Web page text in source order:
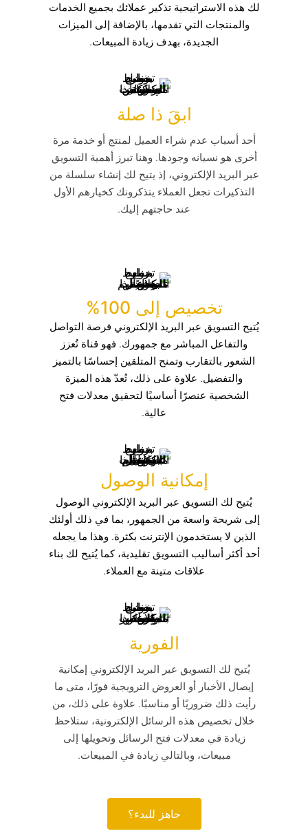
لك هذه الاستراتيجية تذكير عملائك بجميع الخدمات
والمنتجات التي تقدمها، بالإضافة إلى الميزات
الجديدة، بهدف زيادة المبيعات.
ابقَ ذا صلة
أحد أسباب عدم شراء العميل لمنتج أو خدمة مرة
أخرى هو نسيانه وجودها. وهنا تبرز أهمية التسويق
عبر البريد الإلكتروني، إذ يتيح لك إنشاء سلسلة من
التذكيرات تجعل العملاء يتذكرونك كخيارهم الأول
عند حاجتهم إليك.
تخصيص إلى 100%
يُتيح التسويق عبر البريد الإلكتروني فرصة التواصل
والتفاعل المباشر مع جمهورك. فهو قناة تُعزز
الشعور بالتقارب وتمنح المتلقين إحساسًا بالتميز
والتفضيل. علاوة على ذلك، تُعدّ هذه الميزة
الشخصية عنصرًا أساسيًا لتحقيق معدلات فتح
عالية.
إمكانية الوصول
يُتيح لك التسويق عبر البريد الإلكتروني الوصول
إلى شريحة واسعة من الجمهور، بما في ذلك أولئك
الذين لا يستخدمون الإنترنت بكثرة. وهذا ما يجعله
أحد أكثر أساليب التسويق تقليدية، كما يُتيح لك بناء
علاقات متينة مع العملاء.
الفورية
يُتيح لك التسويق عبر البريد الإلكتروني إمكانية
إيصال الأخبار أو العروض الترويجية فورًا، متى ما
رأيت ذلك ضروريًا أو مناسبًا. علاوة على ذلك، من
خلال تخصيص هذه الرسائل الإلكترونية، ستلاحظ
زيادة في معدلات فتح الرسائل وتحويلها إلى
مبيعات، وبالتالي زيادة في المبيعات.
جاهز للبدء؟